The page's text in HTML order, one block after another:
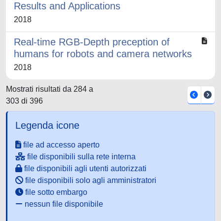
Results and Applications
2018
Real-time RGB-Depth preception of
humans for robots and camera networks
2018
Mostrati risultati da 284 a
303 di 396
Legenda icone
file ad accesso aperto
file disponibili sulla rete interna
file disponibili agli utenti autorizzati
file disponibili solo agli amministratori
file sotto embargo
nessun file disponibile